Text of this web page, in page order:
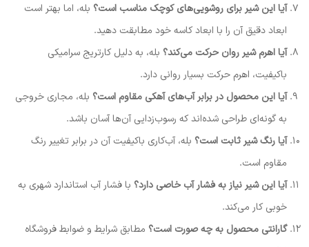
آیا این شیر برای روشویی‌های کوچک مناسب است؟ بله، اما بهتر است
ابعاد دقیق آن را با ابعاد کاسه خود مطابقت دهید.
آیا اهرم شیر روان حرکت می‌کند؟ بله، به دلیل کارتریج سرامیکی
باکیفیت، اهرم حرکت بسیار روانی دارد.
آیا این محصول در برابر آب‌های آهکی مقاوم است؟ بله، مجاری خروجی
به گونه‌ای طراحی شده‌اند که رسوب‌زدایی آن‌ها آسان باشد.
آیا رنگ شیر ثابت است؟ بله، آب‌کاری باکیفیت آن در برابر تغییر رنگ
مقاوم است.
آیا این شیر نیاز به فشار آب خاصی دارد؟ با فشار آب استاندارد شهری به
خوبی کار می‌کند.
گارانتی محصول به چه صورت است؟ مطابق شرایط و ضوابط فروشگاه